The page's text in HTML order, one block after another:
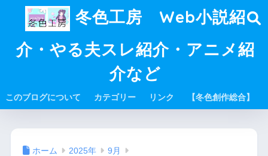
冬色工房 Web小説紹
介・やる夫スレ紹介・アニメ紹
介など
このブログについて カテゴリー リンク 【冬色創作総合】
ホーム 2025年 9月